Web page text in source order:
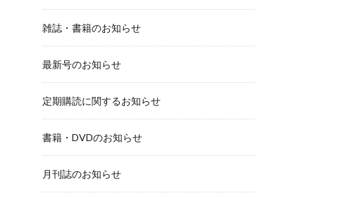
雑誌・書籍のお知らせ
最新号のお知らせ
定期購読に関するお知らせ
書籍・DVDのお知らせ
月刊誌のお知らせ